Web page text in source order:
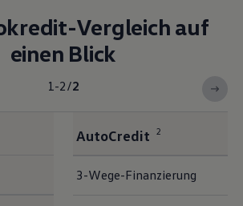
Vergleich auf
einen Blick
1-2/2
AutoCredit 2
3-Wege-Finanzierung